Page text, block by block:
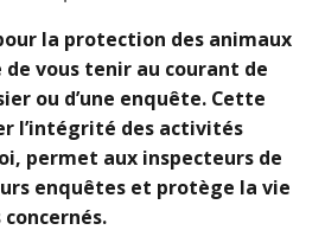
la protection des animaux
de vous tenir au courant de
ou d’une enquête. Cette
l’intégrité des activités
permet aux inspecteurs de
enquêtes et protège la vie